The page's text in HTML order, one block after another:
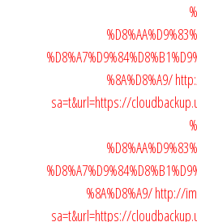
%8A%D8%A9/
sa=t&url=https://
%8A%D8%A9/http://
sa=t&url=https://